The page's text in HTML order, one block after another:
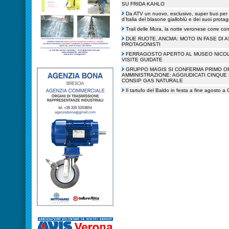
SU FRIDA KAHLO
Da ATV un nuovo, esclusivo, super bus
d’Italia del blasone gialloblù e dei suoi
Trail delle Mura, la notte veronese corre
DUE RUOTE, ANCMA: MOTO IN FASE DI
PROTAGONISTI
FERRAGOSTO APERTO AL MUSEO
VISITE GUIDATE
GRUPPO MAGIS SI CONFERMA PRIMO
AMMINISTRAZIONE: AGGIUDICATI
CONSIP GAS NATURALE
Il tartufo del Baldo in festa a fine agosto a